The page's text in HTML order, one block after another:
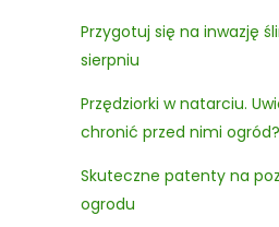
Przygotuj się na inwazję
sierpniu
Przędziorki w natarciu.
chronić przed nimi ogród?
Skuteczne patenty na
ogrodu